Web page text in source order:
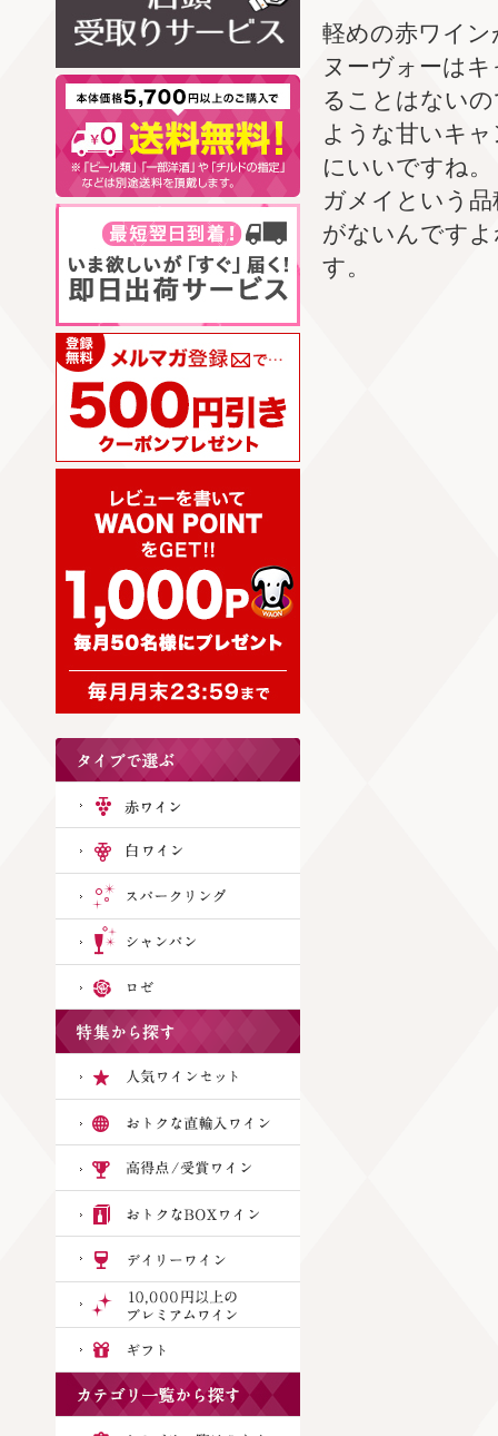
軽めの赤ワイ
ヌーヴォーは
ることはない
ような甘いキ
にいいですね。
ガメイという
がないんです
す。